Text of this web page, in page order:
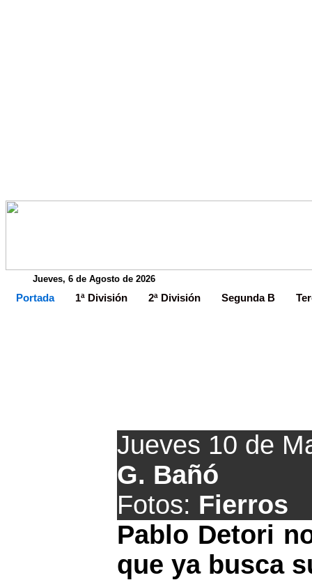
Jueves, 6 de Agosto de 2026
Portada 1ª División 2ª División Segunda B
Jueves 10 de
G. Bañó
Fotos: Fierros
Pablo Detori
que ya busca